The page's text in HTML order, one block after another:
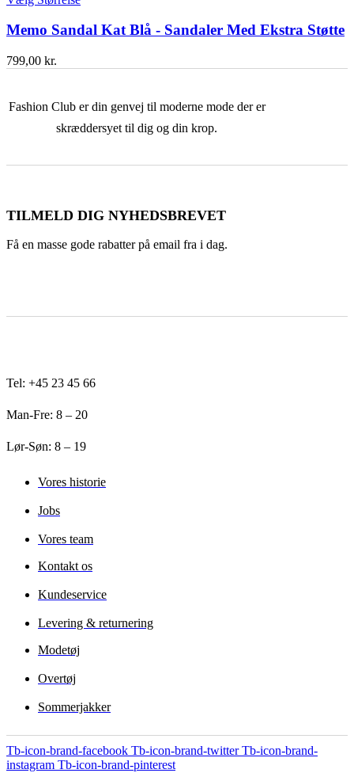
Memo Sandal Kat Blå - Sandaler Med Ekstra Støtte
799,00 kr.
Fashion Club er din genvej til moderne mode der er
skræddersyet til dig og din krop.
TILMELD DIG NYHEDSBREVET
Få en masse gode rabatter på email fra i dag.
Tel: +45 23 45 66
Man-Fre: 8 – 20
Lør-Søn: 8 – 19
Vores historie
Jobs
Vores team
Kontakt os
Kundeservice
Levering & returnering
Modetøj
Overtøj
Sommerjakker
Tb-icon-brand-facebook Tb-icon-brand-twitter Tb-icon-brand-
instagram Tb-icon-brand-pinterest